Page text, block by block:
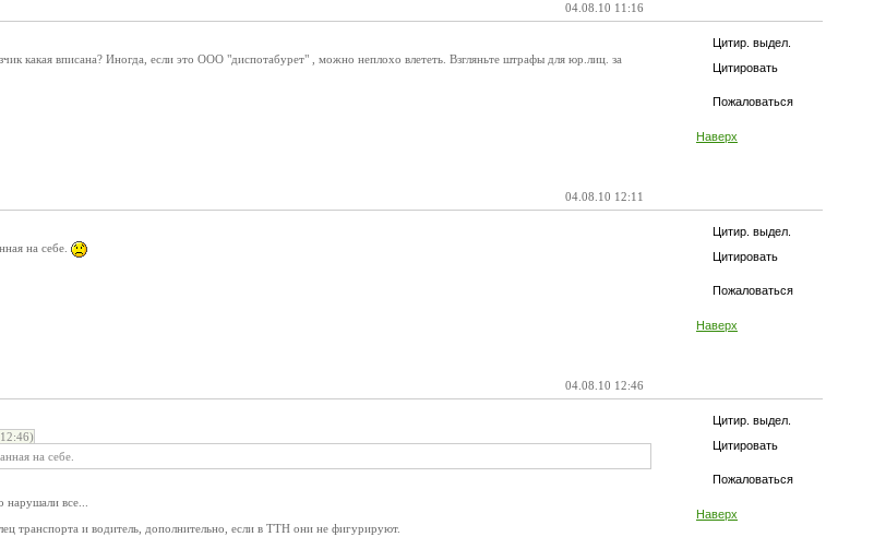
04.08.10 11:16
Цитир. выдел.
Цитировать
Пожаловаться
Наверх
какая вписана? Иногда, если это ООО "диспотабурет" , можно неплохо влететь. Взгляньте штрафы для юр.лиц. за
04.08.10 12:11
Цитир. выдел.
Цитировать
Пожаловаться
Наверх
на себе.
04.08.10 12:46
Цитир. выдел.
Цитировать
Пожаловаться
Наверх
на себе.
нарушали все...
транспорта и водитель, дополнительно, если в ТТН они не фигурируют.